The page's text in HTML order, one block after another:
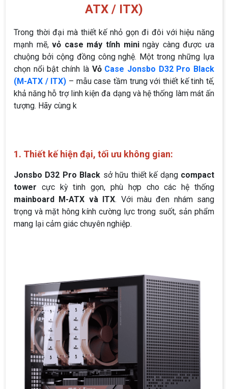
ATX / ITX)
Trong thời đại mà thiết kế nhỏ gọn đi đôi với hiệu năng
mạnh mẽ,vỏ case máy tính miningày càng được ưa
chuộng bởi cộng đồng công nghệ. Một trong những lựa
chọn nổi bật chính là Vỏ Case Jonsbo D32 Pro Black
(M-ATX / ITX) – mẫu case tầm trung với thiết kế tinh tế,
khả năng hỗ trợ linh kiện đa dạng và hệ thống làm mát ấn
tượng. Hãy cùng k
1. Thiết kế hiện đại, tối ưu không gian:
Jonsbo D32 Pro Black sở hữu thiết kế dạng compact
tower cực kỳ tinh gọn, phù hợp cho các hệ thống
mainboard M-ATX và ITX. Với màu đen nhám sang
trọng và mặt hông kính cường lực trong suốt, sản phẩm
mang lại cảm giác chuyên nghiệp.